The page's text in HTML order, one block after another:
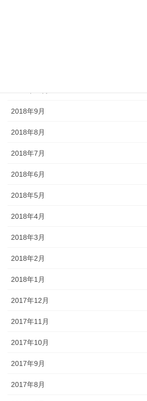
2018年9月
2018年8月
2018年7月
2018年6月
2018年5月
2018年4月
2018年3月
2018年2月
2018年1月
2017年12月
2017年11月
2017年10月
2017年9月
2017年8月